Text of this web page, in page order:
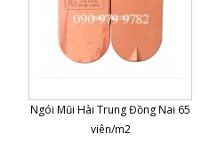
Ngói Mũi Hài Trung Đồng Nai 65
viên/m2